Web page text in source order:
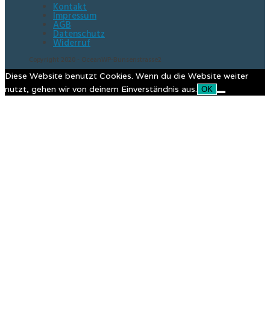
Kontakt
Impressum
AGB
Datenschutz
Widerruf
Copyright 2020 - OceanWP-Bunsenstrasse2
Diese Website benutzt Cookies. Wenn du die Website weiter
nutzt, gehen wir von deinem Einverständnis aus. OK